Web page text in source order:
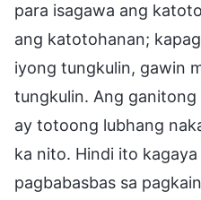
para isagawa ang
ang katotohanan;
iyong tungkulin, gawin
tungkulin. Ang ganitong
ay totoong lubhang
ka nito. Hindi ito
pagbabasbas sa